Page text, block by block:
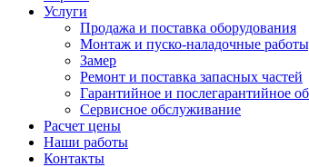
Услуги
Продажа и поставка оборудования
Монтаж и пуско-наладочные
Замер
Ремонт и поставка запасных частей
Гарантийное и послегарантийное
Сервисное обслуживание
Расчет цены
Наши работы
Контакты